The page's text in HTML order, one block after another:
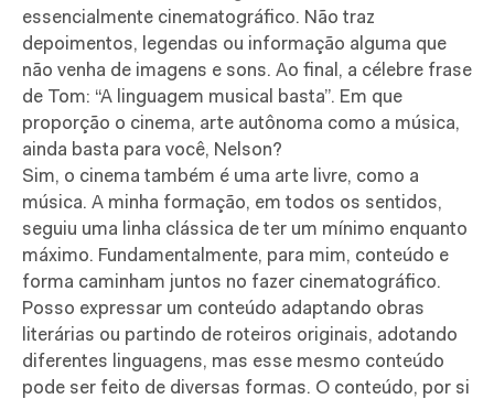
essencialmente cinematográfico. Não traz
depoimentos, legendas ou informação alguma que
não venha de imagens e sons. Ao final, a célebre frase
de Tom: “A linguagem musical basta”. Em que
proporção o cinema, arte autônoma como a música,
ainda basta para você, Nelson?
Sim, o cinema também é uma arte livre, como a
música. A minha formação, em todos os sentidos,
seguiu uma linha clássica de ter um mínimo enquanto
máximo. Fundamentalmente, para mim, conteúdo e
forma caminham juntos no fazer cinematográfico.
Posso expressar um conteúdo adaptando obras
literárias ou partindo de roteiros originais, adotando
diferentes linguagens, mas esse mesmo conteúdo
pode ser feito de diversas formas. O conteúdo, por si